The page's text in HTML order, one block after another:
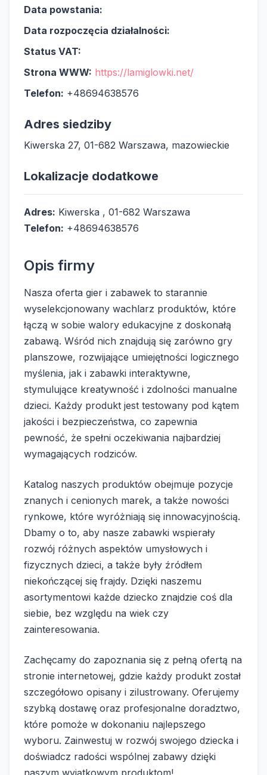
Data powstania:
Data rozpoczęcia działalności:
Status VAT:
Strona WWW: https://lamiglowki.net/
Telefon: +48694638576
Adres siedziby
Kiwerska 27, 01-682 Warszawa, mazowieckie
Lokalizacje dodatkowe
Adres: Kiwerska , 01-682 Warszawa
Telefon: +48694638576
Opis firmy
Nasza oferta gier i zabawek to starannie
wyselekcjonowany wachlarz produktów, które
łączą w sobie walory edukacyjne z doskonałą
zabawą. Wśród nich znajdują się zarówno gry
planszowe, rozwijające umiejętności logicznego
myślenia, jak i zabawki interaktywne,
stymulujące kreatywność i zdolności manualne
dzieci. Każdy produkt jest testowany pod kątem
jakości i bezpieczeństwa, co zapewnia
pewność, że spełni oczekiwania najbardziej
wymagających rodziców.
Katalog naszych produktów obejmuje pozycje
znanych i cenionych marek, a także nowości
rynkowe, które wyróżniają się innowacyjnością.
Dbamy o to, aby nasze zabawki wspierały
rozwój różnych aspektów umysłowych i
fizycznych dzieci, a także były źródłem
niekończącej się frajdy. Dzięki naszemu
asortymentowi każde dziecko znajdzie coś dla
siebie, bez względu na wiek czy
zainteresowania.
Zachęcamy do zapoznania się z pełną ofertą na
stronie internetowej, gdzie każdy produkt został
szczegółowo opisany i zilustrowany. Oferujemy
szybką dostawę oraz profesjonalne doradztwo,
które pomoże w dokonaniu najlepszego
wyboru. Zainwestuj w rozwój swojego dziecka i
doświadcz radości wspólnej zabawy dzięki
naszym wyjątkowym produktom!